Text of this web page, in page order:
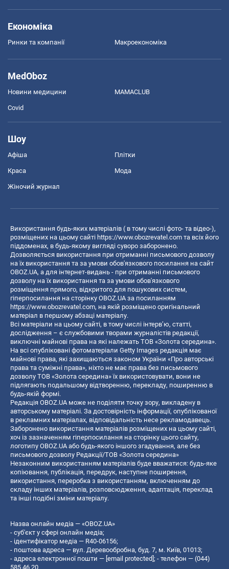
Економіка
Ринки та компанії Макроекономіка
MedOboz
Новини медицини MAMACLUB
Covid
Шоу
Афіша Плітки
Краса Мода
Жіночий журнал
Використання будь-яких матеріалів ( в тому числі фото- та відео-),
розміщених на цьому сайті https://www.obozrevatel.com та всіх його
піддоменах, в будь-якому вигляді суворо заборонено.
Дозволяється використання при отриманні письмового дозволу
на їх використання та за умови обов'язкового посилання на сайт
OBOZ.UA, а для інтернет-видань - при отриманні письмового
дозволу на їх використання та за умови обов'язкового
розміщення прямого, відкритого для пошукових систем,
гіперпосилання на сторінку OBOZ.UA за посиланням
https://www.obozrevatel.com, на якій розміщено оригінальний
матеріал в першому абзаці матеріалу.
Всі матеріали на цьому сайті, в тому числі інтерв’ю, статті,
дослідження – є службовими творами журналістів редакції,
виключні майнові права на які належать ТОВ «Золота середина».
На всі опубліковані фотоматеріали Getty Images редакція має
майнові права, які захищаються законом України «Про авторські
права та суміжні права», ніхто не має права без письмового
дозволу ТОВ «Золота середина» їх використовувати, вони не
підлягають подальшому відтворенню, перекладу, поширенню в
будь-якій формі.
Редакція OBOZ.UA може не поділяти точку зору, викладену в
авторському матеріалі. За достовірність інформації, опублікованої
в рекламних матеріалах, відповідальність несе рекламодавець.
Заборонено використання матеріалів розміщених на цьому сайті,
хоч із зазначенням гіперпосилання на сторінку цього сайту,
логотипу OBOZ.UA або будь-якого іншого згадування, але без
письмового дозволу Редакції/ТОВ «Золота середина»
Незаконним використанням матеріалів буде вважатися: будь-яке
копiювання, публiкацiя, передрук, наступне поширення,
використання, переробка з використанням, включенням до
складу інших матеріалів, розповсюдження, адаптація, переклад
та інші подібні зміни матеріалу.
Назва онлайн медіа — «OBOZ.UA»
- суб'єкт у сфері онлайн медіа;
- ідентифікатор медіа — R40-06156;
- поштова адреса — вул. Деревообробна, буд. 7, м. Київ, 01013;
- адреса електронної пошти — [email protected] ; - телефон — (044)
585 46 20